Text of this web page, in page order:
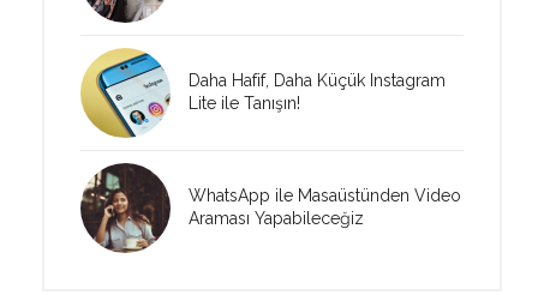
Daha Hafif, Daha Küçük Instagram
Lite ile Tanışın!
WhatsApp ile Masaüstünden Video
Araması Yapabileceğiz